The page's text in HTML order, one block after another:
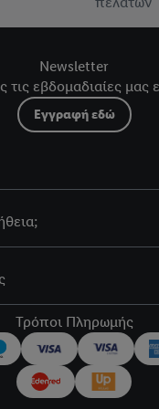
Newsletter
τις εβδομαδιαίες μας
Εγγραφή εδώ
Τρόποι Πληρωμής